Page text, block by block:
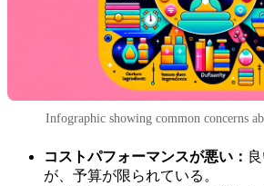
Infographic showing common concerns
コストパフォーマンスが悪い：
が、予算が限られている。